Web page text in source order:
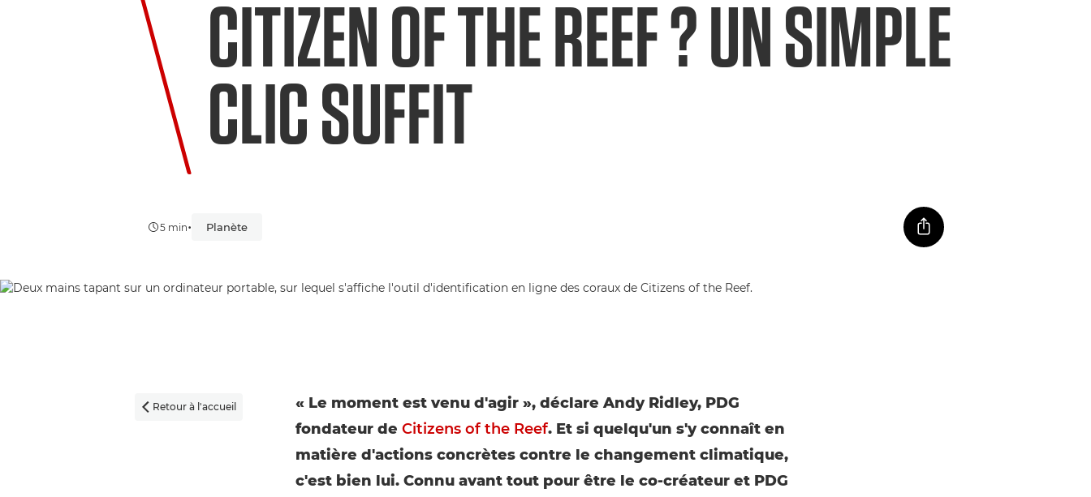
CITIZEN OF THE REEF ? UN SIMPLE
CLIC SUFFIT
5 min• Planète
 Retour à l'accueil
« Le moment est venu d'agir », déclare Andy Ridley, PDG
fondateur de Citizens of the Reef. Et si quelqu'un s'y connaît en
matière d'actions concrètes contre le changement climatique,
c'est bien lui. Connu avant tout pour être le co-créateur et PDG